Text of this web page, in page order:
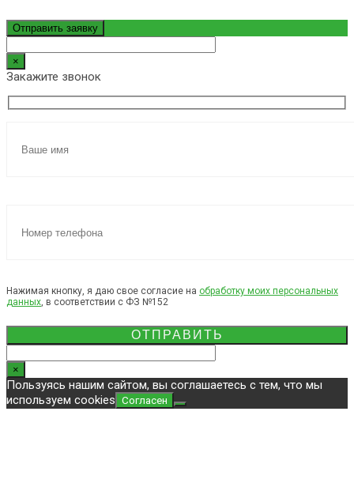
×
Закажите звонок
Нажимая кнопку, я даю свое согласие на обработку моих персональных
данных, в соответствии с ФЗ №152
×
Пользуясь нашим сайтом, вы соглашаетесь с тем, что мы
используем cookies Согласен